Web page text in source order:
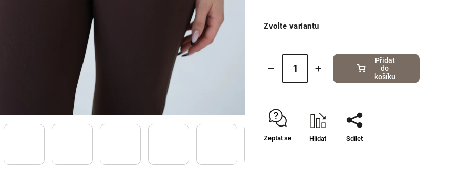
Zvolte variantu
Přidat
do
košíku
Zeptat se Hlídat Sdílet